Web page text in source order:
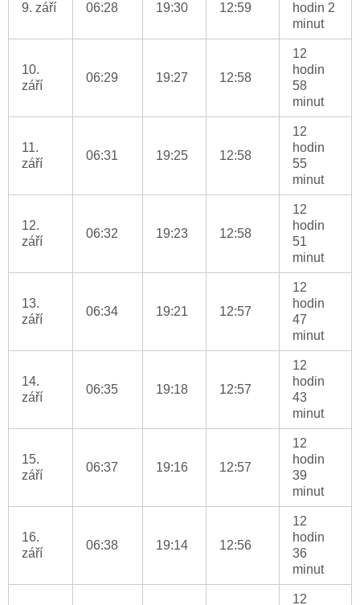
9. září 06:28 19:30 12:59
hodin 2
minut
10.
září
06:29 19:27 12:58
12
hodin
58
minut
11.
září
06:31 19:25 12:58
12
hodin
55
minut
12.
září
06:32 19:23 12:58
12
hodin
51
minut
13.
září
06:34 19:21 12:57
12
hodin
47
minut
14.
září
06:35 19:18 12:57
12
hodin
43
minut
15.
září
06:37 19:16 12:57
12
hodin
39
minut
16.
září
06:38 19:14 12:56
12
hodin
36
minut
12